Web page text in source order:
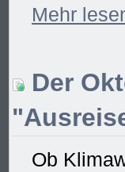
Mehr
Der
Ob